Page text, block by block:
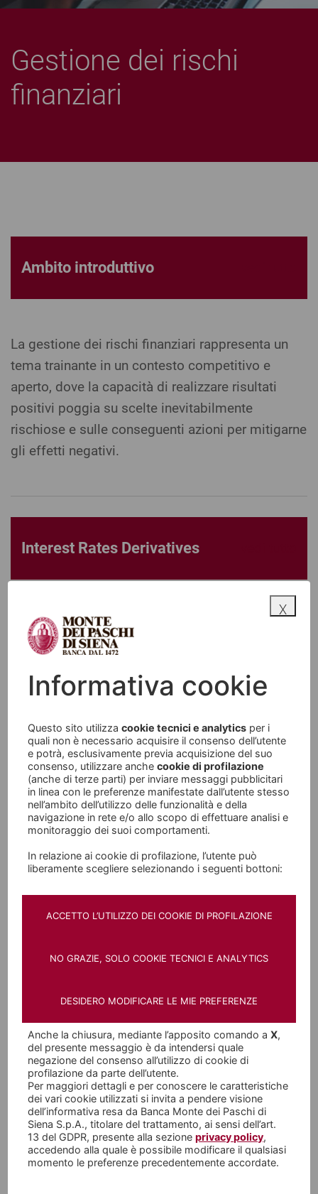
Gestione dei rischi
finanziari
Ambito introduttivo
La gestione dei rischi finanziari rappresenta un
tema trainante in un contesto competitivo e
aperto, dove la capacità di realizzare risultati
positivi poggia su scelte inevitabilmente
rischiose e sulle conseguenti azioni per mitigarne
gli effetti negativi.
Interest Rates Derivatives
Ogni contesto di mercato è fonte di opportunità e
rischi, ma se cambia lo scenario si devono
mercato dei tassi di Interesse si può presidiare
Derivatives. Sono strumenti finanziari complessi
che vanno ben approfonditi con specialisti, per
esprimere al meglio le loro potenzialità.
Foreign Exchange Derivatives vedi tutto
continue e talvolta imprevedibili perché collegate
nell’import/export è inevitabile confrontarsi col
tema della gestione dei rischi legati
all’andamento dei tassi di cambio e per questo, il
mercato ha trovato forme di copertura da questi
rischi attraverso i prodotti diForeign Exchange
Derivatives (Currency Derivatives).
x
Informativa cookie
Questo sito utilizzacookie tecnici e analytics per i
quali non è necessario acquisire il consenso dell’utente
e potrà, esclusivamente previa acquisizione del suo
consenso, utilizzare anchecookie di profilazione
(anche di terze parti) per inviare messaggi pubblicitari
in linea con le preferenze manifestate dall’utente stesso
nell’ambito dell’utilizzo delle funzionalità e della
navigazione in rete e/o allo scopo di effettuare analisi e
monitoraggio dei suoi comportamenti.
In relazione ai cookie di profilazione, l’utente può
liberamente scegliere selezionando i seguenti bottoni:
ACCETTO L’UTILIZZO DEI COOKIE DI PROFILAZIONE
NO GRAZIE, SOLO COOKIE TECNICI E ANALYTICS
DESIDERO MODIFICARE LE MIE PREFERENZE
Anche la chiusura, mediante l’apposito comando aX,
del presente messaggio è da intendersi quale
negazione del consenso all’utilizzo di cookie di
profilazione da parte dell’utente.
Per maggiori dettagli e per conoscere le caratteristiche
dei vari cookie utilizzati si invita a pendere visione
dell’informativa resa da Banca Monte dei Paschi di
Siena S.p.A., titolare del trattamento, ai sensi dell’art.
13 del GDPR, presente alla sezioneprivacy policy,
accedendo alla quale è possibile modificare il qualsiasi
momento le preferenze precedentemente accordate.